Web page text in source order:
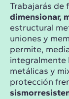
Trabajarás de
dimensionar,
estructural
uniones y
permite,
integralmente
metálicas y
protección